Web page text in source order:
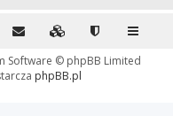
Software © phpBB Limited
phpBB.pl